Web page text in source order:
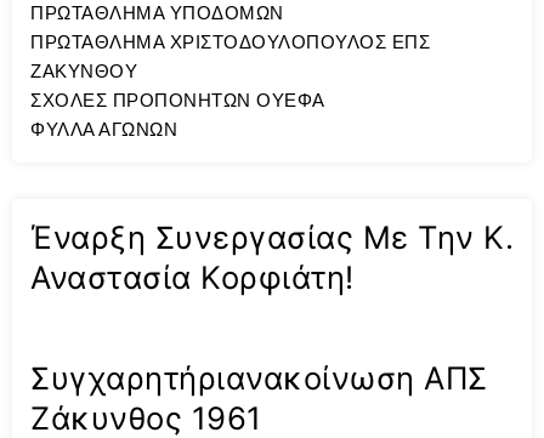
ΠΡΩΤΑΘΛΗΜΑ ΥΠΟΔΟΜΩΝ
ΠΡΩΤΑΘΛΗΜΑ ΧΡΙΣΤΟΔΟΥΛΟΠΟΥΛΟΣ ΕΠΣ
ΖΑΚΥΝΘΟΥ
ΣΧΟΛΕΣ ΠΡΟΠΟΝΗΤΩΝ ΟΥΕΦΑ
ΦΥΛΛΑ ΑΓΩΝΩΝ
Έναρξη Συνεργασίας Με Την Κ.
Αναστασία Κορφιάτη!
Συγχαρητήριανακοίνωση ΑΠΣ
Ζάκυνθος 1961